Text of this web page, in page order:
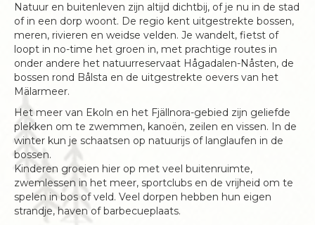
Natuur en buitenleven zijn altijd dichtbij, of je nu in de stad
of in een dorp woont. De regio kent uitgestrekte bossen,
meren, rivieren en weidse velden. Je wandelt, fietst of
loopt in no-time het groen in, met prachtige routes in
onder andere het natuurreservaat Hågadalen-Nåsten, de
bossen rond Bålsta en de uitgestrekte oevers van het
Mälarmeer.
Het meer van Ekoln en het Fjällnora-gebied zijn geliefde
plekken om te zwemmen, kanoën, zeilen en vissen. In de
winter kun je schaatsen op natuurijs of langlaufen in de
bossen.
Kinderen groeien hier op met veel buitenruimte,
zwemlessen in het meer, sportclubs en de vrijheid om te
spelen in bos of veld. Veel dorpen hebben hun eigen
strandje, haven of barbecueplaats.